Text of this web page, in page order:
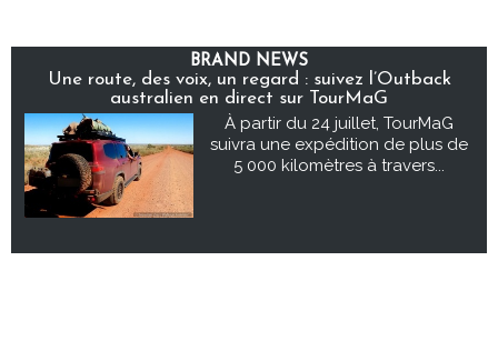
BRAND NEWS
Une route, des voix, un regard : suivez l’Outback
australien en direct sur TourMaG
À partir du 24 juillet, TourMaG
suivra une expédition de plus de
5 000 kilomètres à travers...